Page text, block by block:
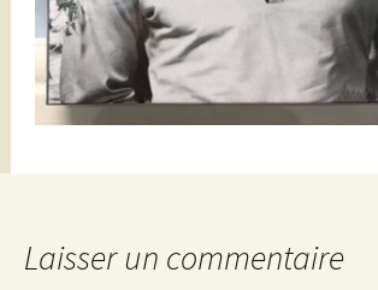
Laisser un commentaire